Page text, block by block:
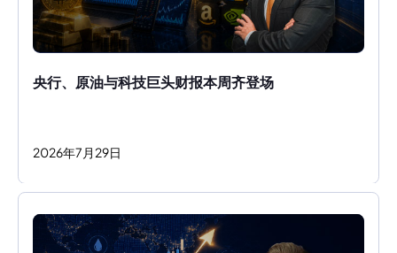
央行、原油与科技巨头财报本周齐登场
2026年7 月 29日